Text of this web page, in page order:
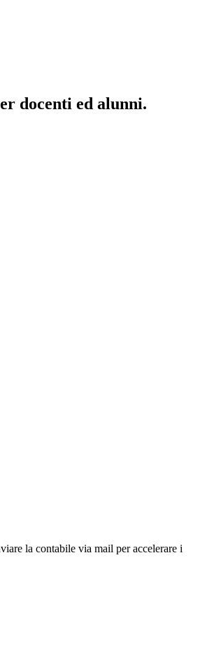
docenti ed alunni.
la contabile via mail per accelerare i